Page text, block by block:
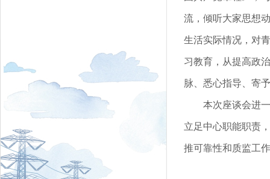
流，倾听大家思想
生活实际情况，对
习教育，从提高政
脉、悉心指导、寄
本次座谈会进
立足中心职能职责
推可靠性和质监工